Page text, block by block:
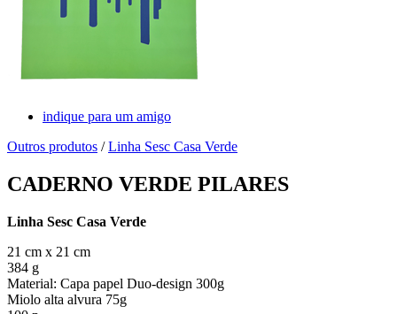
indique para um amigo
Outros produtos /Linha Sesc Casa Verde
CADERNO VERDE PILARES
Linha Sesc Casa Verde
21 cm x 21 cm
384 g
Material: Capa papel Duo-design 300g
Miolo alta alvura 75g